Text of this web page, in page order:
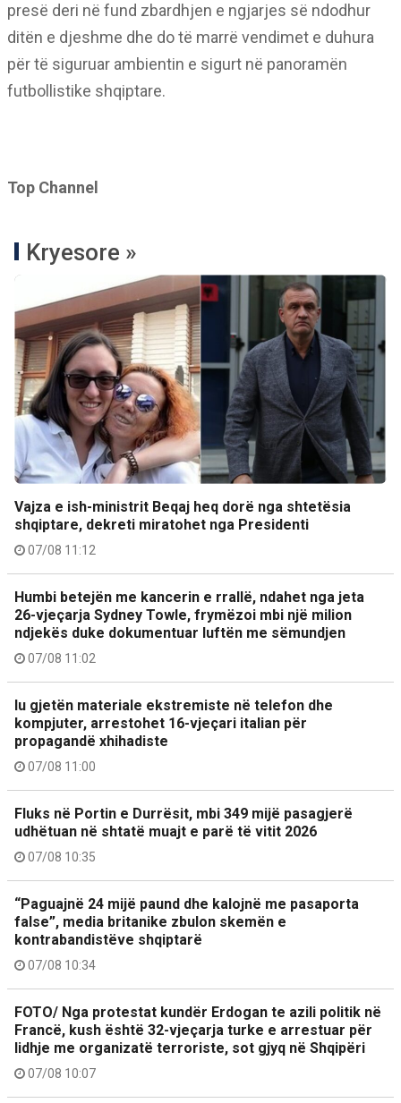
presë deri në fund zbardhjen e ngjarjes së ndodhur
ditën e djeshme dhe do të marrë vendimet e duhura
për të siguruar ambientin e sigurt në panoramën
futbollistike shqiptare.
Top Channel
Kryesore »
Vajza e ish-ministrit Beqaj heq dorë nga shtetësia
shqiptare, dekreti miratohet nga Presidenti
07/08 11:12
Humbi betejën me kancerin e rrallë, ndahet nga jeta
26-vjeçarja Sydney Towle, frymëzoi mbi një milion
ndjekës duke dokumentuar luftën me sëmundjen
07/08 11:02
Iu gjetën materiale ekstremiste në telefon dhe
kompjuter, arrestohet 16-vjeçari italian për
propagandë xhihadiste
07/08 11:00
Fluks në Portin e Durrësit, mbi 349 mijë pasagjerë
udhëtuan në shtatë muajt e parë të vitit 2026
07/08 10:35
“Paguajnë 24 mijë paund dhe kalojnë me pasaporta
false”, media britanike zbulon skemën e
kontrabandistëve shqiptarë
07/08 10:34
FOTO/ Nga protestat kundër Erdogan te azili politik në
Francë, kush është 32-vjeçarja turke e arrestuar për
lidhje me organizatë terroriste, sot gjyq në Shqipëri
07/08 10:07